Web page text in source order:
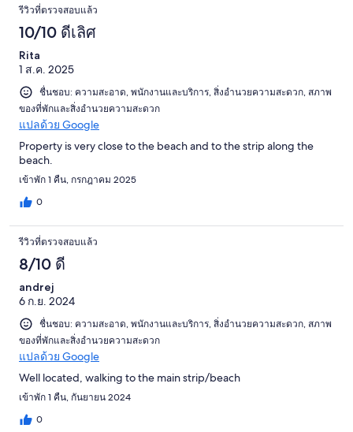
รีวิวที่ตรวจสอบแล้ว
10/10 ดีเลิศ
Rita
1 ส.ค. 2025
ชื่นชอบ: ความสะอาด, พนักงานและบริการ, สิ่งอำนวยความสะดวก, สภาพ
ของที่พักและสิ่งอำนวยความสะดวก
แปลด้วย Google
Property is very close to the beach and to the strip along the
beach.
เข้าพัก 1 คืน, กรกฎาคม 2025
0
รีวิวที่ตรวจสอบแล้ว
8/10 ดี
andrej
6 ก.ย. 2024
ชื่นชอบ: ความสะอาด, พนักงานและบริการ, สิ่งอำนวยความสะดวก, สภาพ
ของที่พักและสิ่งอำนวยความสะดวก
แปลด้วย Google
Well located, walking to the main strip/beach
เข้าพัก 1 คืน, กันยายน 2024
0